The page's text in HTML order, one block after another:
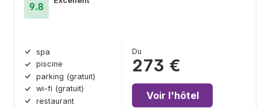
9.8
spa
piscine
parking (gratuit)
wi-fi (gratuit)
restaurant
Du
273 €
Voir l'hôtel